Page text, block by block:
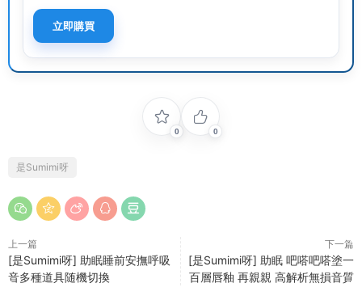
立即購買
0 0
是Sumimi呀
上一篇
[是Sumimi呀] 助眠睡前安撫呼吸
音多種道具随機切換
下一篇
[是Sumimi呀] 助眠 吧嗒吧嗒塗一
百層唇釉 再親親 高解析無損音質